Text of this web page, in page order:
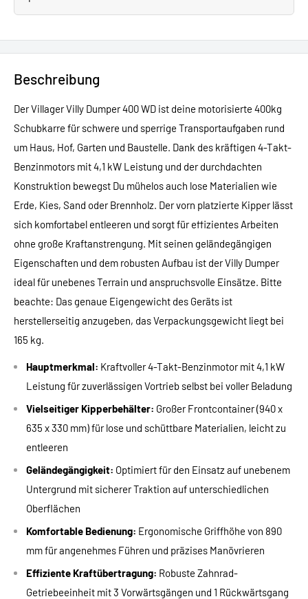
Beschreibung
Der Villager Villy Dumper 400 WD ist deine motorisierte 400kg
Schubkarre für schwere und sperrige Transportaufgaben rund
um Haus, Hof, Garten und Baustelle. Dank des kräftigen 4-Takt-
Benzinmotors mit 4,1 kW Leistung und der durchdachten
Konstruktion bewegst Du mühelos auch lose Materialien wie
Erde, Kies, Sand oder Brennholz. Der vorn platzierte Kipper lässt
sich komfortabel entleeren und sorgt für effizientes Arbeiten
ohne große Kraftanstrengung. Mit seinen geländegängigen
Eigenschaften und dem robusten Aufbau ist der Villy Dumper
ideal für unebenes Terrain und anspruchsvolle Einsätze. Bitte
beachte: Das genaue Eigengewicht des Geräts ist
herstellerseitig anzugeben, das Verpackungsgewicht liegt bei
165 kg.
Hauptmerkmal: Kraftvoller 4-Takt-Benzinmotor mit 4,1 kW
Leistung für zuverlässigen Vortrieb selbst bei voller Beladung
Vielseitiger Kipperbehälter: Großer Frontcontainer (940 x
635 x 330 mm) für lose und schüttbare Materialien, leicht zu
entleeren
Geländegängigkeit: Optimiert für den Einsatz auf unebenem
Untergrund mit sicherer Traktion auf unterschiedlichen
Oberflächen
Komfortable Bedienung: Ergonomische Griffhöhe von 890
mm für angenehmes Führen und präzises Manövrieren
Effiziente Kraftübertragung: Robuste Zahnrad-
Getriebeeinheit mit 3 Vorwärtsgängen und 1 Rückwärtsgang